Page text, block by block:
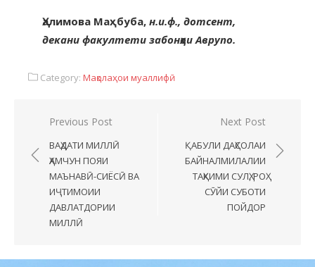
Ҳалимова Маҳбуба, н.и.ф., дотсент,
декани факултети забонҳои Аврупо.
Category: Мақолаҳои муаллифӣ
Previous Post
ВАҲДАТИ МИЛЛӢ
ҲАМЧУН ПОЯИ
МАЪНАВӢ-СИЁСӢ ВА
ИҶТИМОИИ
ДАВЛАТДОРИИ
МИЛЛӢ
Next Post
ҚАБУЛИ ДАҲСОЛАИ
БАЙНАЛМИЛАЛИИ
ТАҲКИМИ СУЛҲ, РОҲ
СӮЙИ СУБОТИ
ПОЙДОР